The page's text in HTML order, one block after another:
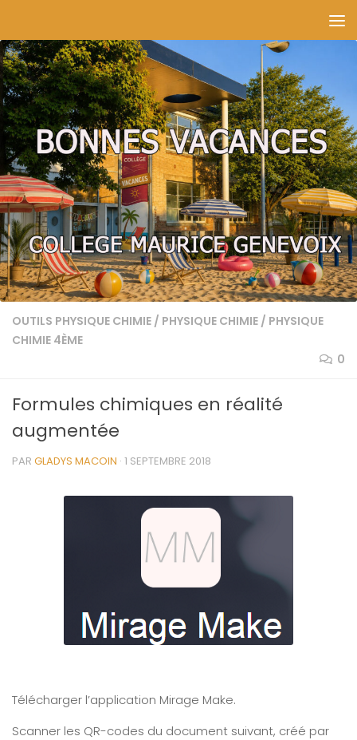
OUTILS PHYSIQUE CHIMIE / PHYSIQUE CHIMIE / PHYSIQUE
CHIMIE 4ÈME
0
Formules chimiques en réalité
augmentée
PAR GLADYS MACOIN · 1 SEPTEMBRE 2018
Télécharger l’application Mirage Make.
Scanner les QR-codes du document suivant, créé par